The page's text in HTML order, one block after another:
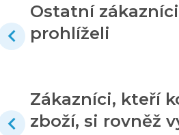
Ostatní
prohlíželi
Zákazníci, kteří
zboží, si rovněž